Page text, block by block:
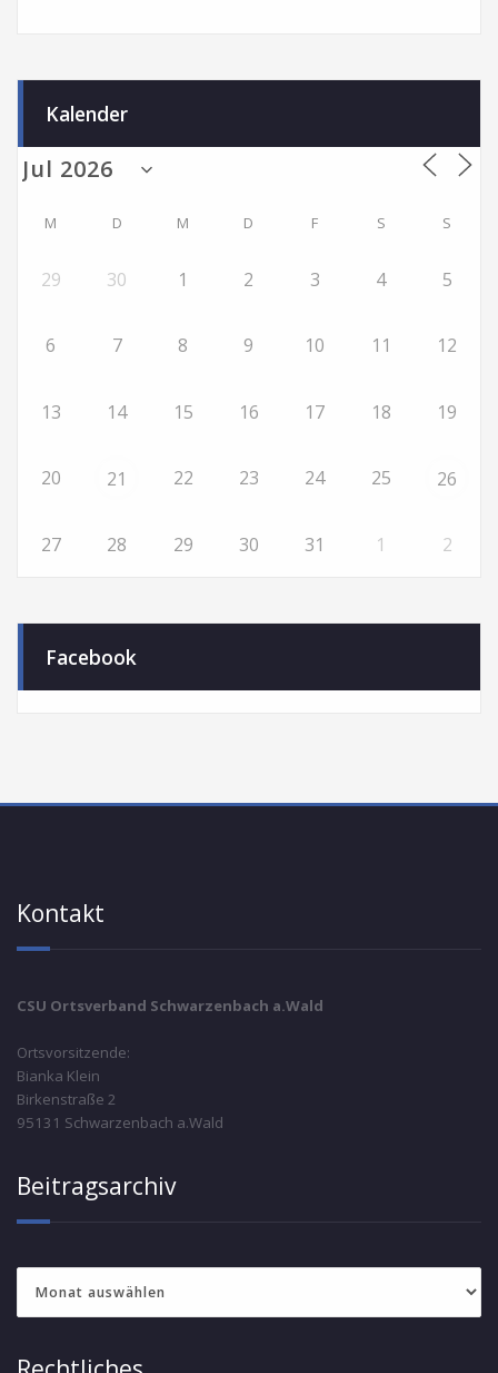
Kalender
M D M D F S S
29 30 1 2 3 4 5
6 7 8 9 10 11 12
13 14 15 16 17 18 19
20 21 22 23 24 25 26
27 28 29 30 31 1 2
Facebook
Kontakt
CSU Ortsverband Schwarzenbach a.Wald
Ortsvorsitzende:
Bianka Klein
Birkenstraße 2
95131 Schwarzenbach a.Wald
Beitragsarchiv